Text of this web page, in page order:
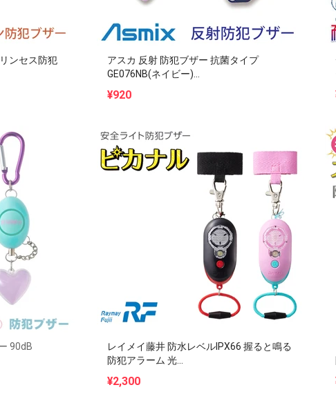
ンセス防犯
アスカ 反射 防犯ブザー 抗菌タイプ
GE076NB(ネイビー)...
¥920
90dB
レイメイ藤井 防水レベルIPX66 握ると鳴る
防犯アラーム 光...
¥2,300